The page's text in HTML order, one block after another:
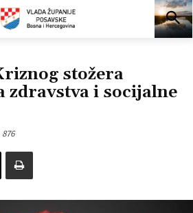
stožera
zdravstva i socijalne
876